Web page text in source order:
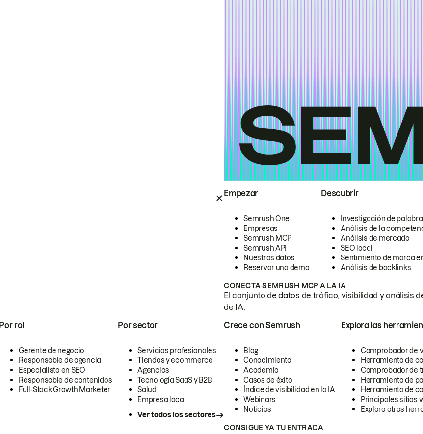
Empezar
Semrush One
Empresas
Semrush MCP
Semrush API
Nuestros datos
Reservar una demo
Descubrir
Investigación de
Análisis de la
Análisis de mercado
SEO local
Sentimiento de marca
Análisis de backlinks
CONECTA SEMRUSH MCP A LA IA
El conjunto de datos de tráfico, visibilidad y análisis
de IA.
Por rol
Gerente de negocio
Responsable de agencia
Especialista en SEO
Responsable de contenidos
Full-Stack Growth Marketer
Por sector
Servicios profesionales
Tiendas y ecommerce
Agencias
Tecnología SaaS y B2B
Salud
Empresa local
Ver todos los sectores
Crece con Semrush
Blog
Conocimiento
Academia
Casos de éxito
Índice de visibilidad en la IA
Webinars
Noticias
Explora las
Comprobador de
Herramienta de
Comprobador de
Herramienta de
Herramienta de
Principales sitios
Explora otras
CONSIGUE YA TU ENTRADA